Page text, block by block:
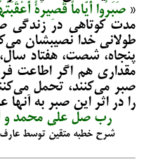
« صَبَرُوا أَیَّاماً قَصِیرَةً
مدت کوتاهی در زندگی
طولانی خدا نصیبشان
پنجاه، شصت، هفتاد
مقداری هم اگر اطاعت
صبر می‌کنند، تحمل
را در اثر این صبر به
رب صل علی محمد و
شرح خطبه متقین توسط عارف